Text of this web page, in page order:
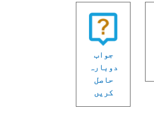
جواب
دوبارہ
حاصل
کریں